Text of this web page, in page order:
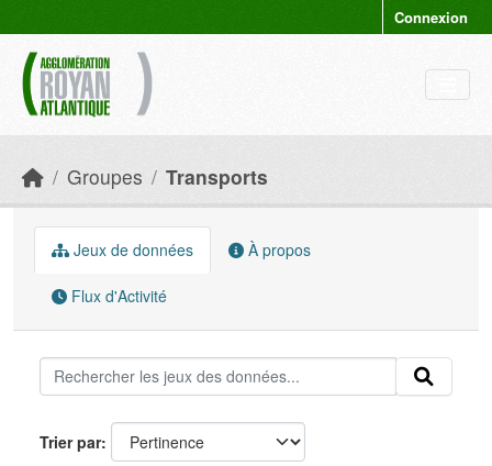
Connexion
Groupes Transports
Jeux de données À propos
Flux d'Activité
Trier par